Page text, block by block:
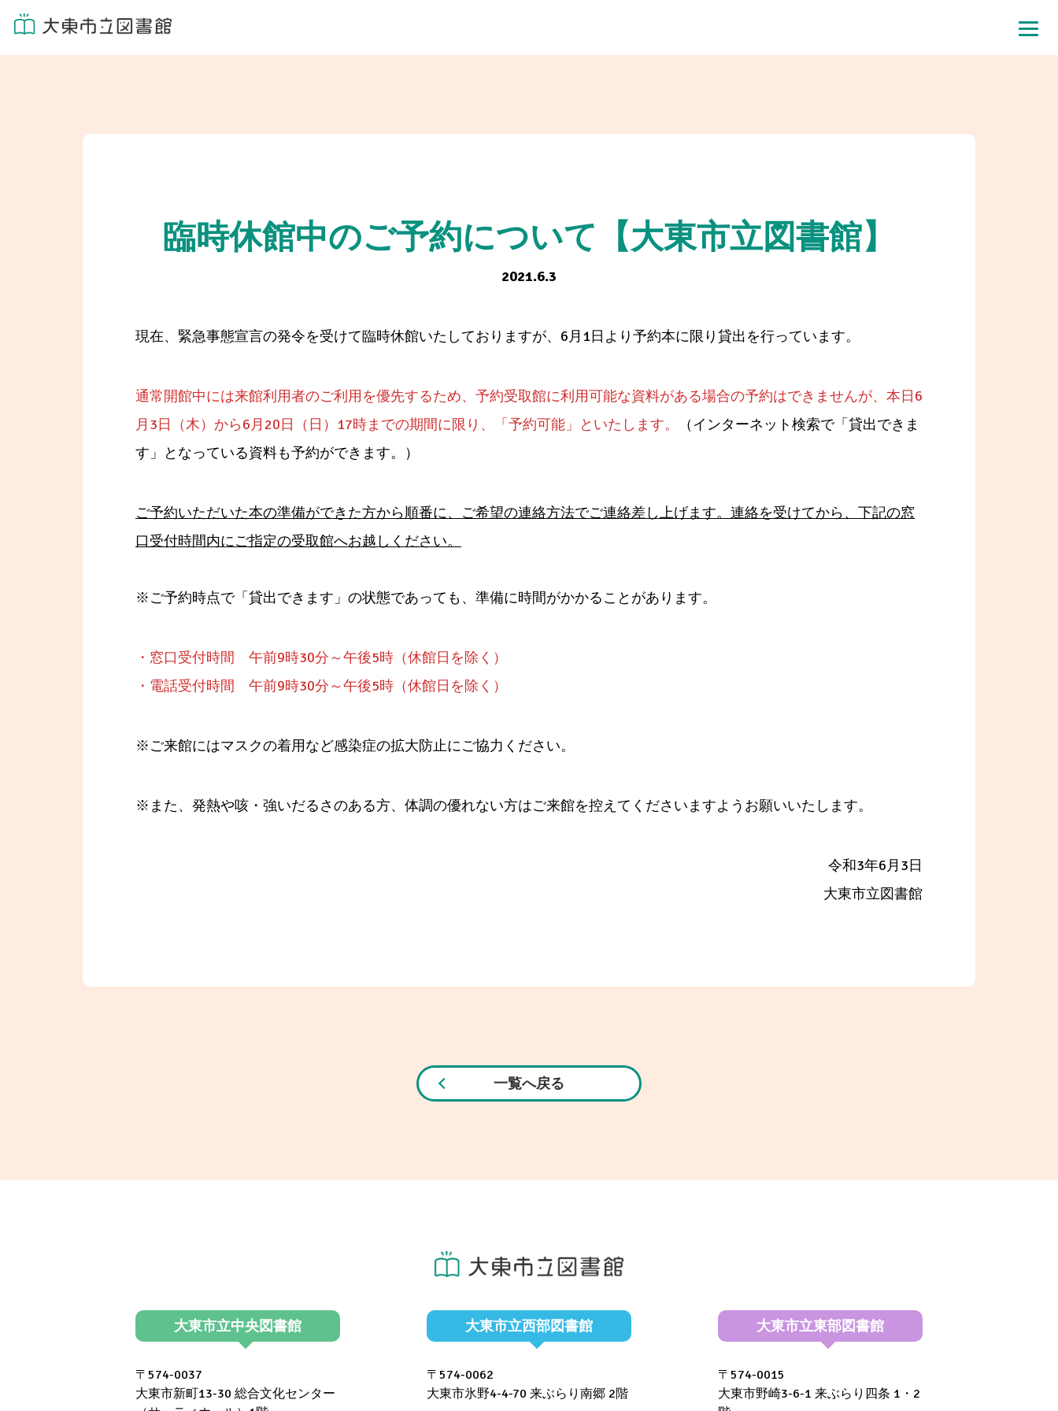
臨時休館中のご予約について【大東市立図書館】
2021.6.3
現在、緊急事態宣言の発令を受けて臨時休館いたしておりますが、6月1日より予約本に限り貸出を行っています。
通常開館中には来館利用者のご利用を優先するため、予約受取館に利用可能な資料がある場合の予約はできませんが、本日6
月3日（木）から6月20日（日）17時までの期間に限り、「予約可能」といたします。
（インターネット検索で「貸出できま
す」となっている資料も予約ができます。）
ご予約いただいた本の準備ができた方から順番に、ご希望の連絡方法でご連絡差し上げます。連絡を受けてから、下記の窓
口受付時間内にご指定の受取館へお越しください。
※ご予約時点で「貸出できます」の状態であっても、準備に時間がかかることがあります。
・窓口受付時間 午前9時30分～午後5時（休館日を除く）
・電話受付時間 午前9時30分～午後5時（休館日を除く）
※ご来館にはマスクの着用など感染症の拡大防止にご協力ください。
※また、発熱や咳・強いだるさのある方、体調の優れない方はご来館を控えてくださいますようお願いいたします。
令和3年6月3日
大東市立図書館
一覧へ戻る
大東市立中央図書館
〒574-0037
大東市新町13-30 総合文化センター
大東市立西部図書館
〒574-0062
大東市氷野4-4-70 来ぶらり南郷 2階
大東市立東部図書館
〒574-0015
大東市野崎3-6-1 来ぶらり四条 1・2